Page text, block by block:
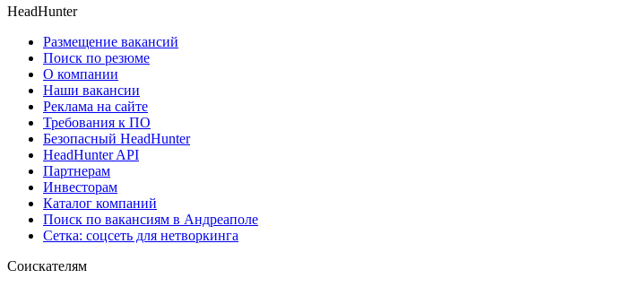
HeadHunter
Размещение вакансий
Поиск по резюме
О компании
Наши вакансии
Реклама на сайте
Требования к ПО
Безопасный HeadHunter
HeadHunter API
Партнерам
Инвесторам
Каталог компаний
Поиск по вакансиям в Андреаполе
Сетка: соцсеть для нетворкинга
Соискателям